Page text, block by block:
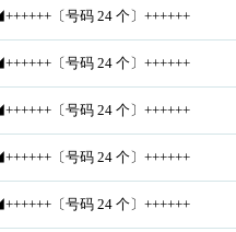
〔号码 24 个〕++++++
〔号码 24 个〕++++++
〔号码 24 个〕++++++
〔号码 24 个〕++++++
〔号码 24 个〕++++++